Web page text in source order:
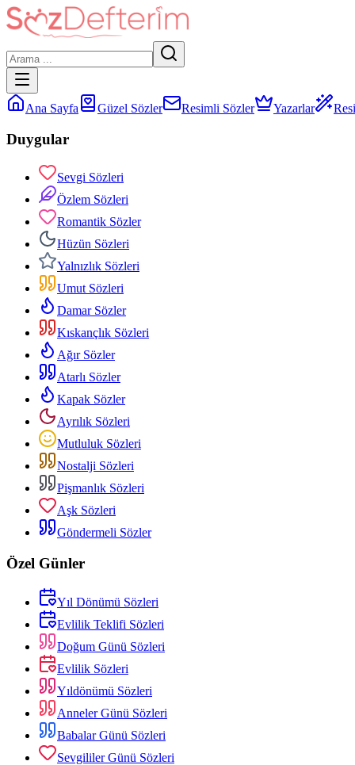
Ana Sayfa Güzel Sözler Resimli Sözler Yazarlar
Duygular
Sevgi Sözleri
Özlem Sözleri
Romantik Sözler
Hüzün Sözleri
Yalnızlık Sözleri
Umut Sözleri
Damar Sözler
Kıskançlık Sözleri
Ağır Sözler
Atarlı Sözler
Kapak Sözler
Ayrılık Sözleri
Mutluluk Sözleri
Nostalji Sözleri
Pişmanlık Sözleri
Aşk Sözleri
Göndermeli Sözler
Özel Günler
Yıl Dönümü Sözleri
Evlilik Teklifi Sözleri
Doğum Günü Sözleri
Evlilik Sözleri
Yıldönümü Sözleri
Anneler Günü Sözleri
Babalar Günü Sözleri
Sevgililer Günü Sözleri